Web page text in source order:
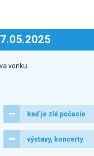
vonku
keď je zlé počasie
výstavy, koncerty